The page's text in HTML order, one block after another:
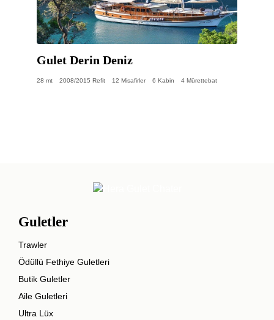
Gulet Derin Deniz
28 mt 2008/2015 Refit 12 Misafirler 6 Kabin 4 Mürettebat
Guletler
Trawler
Ödüllü Fethiye Guletleri
Butik Guletler
Aile Guletleri
Ultra Lüx